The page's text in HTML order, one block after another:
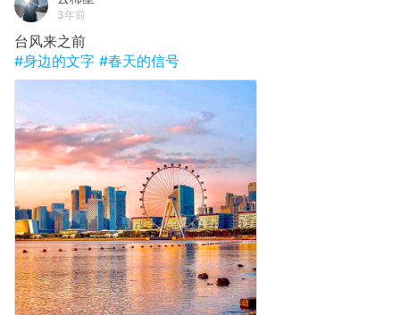
3年前
台风来之前
#身边的文字 #春天的信号